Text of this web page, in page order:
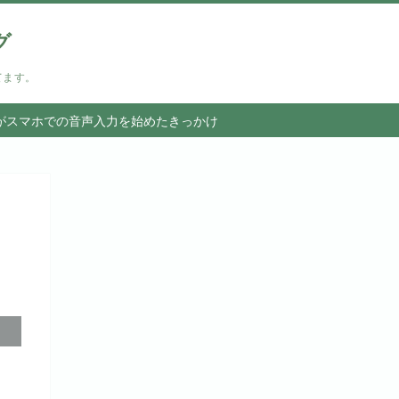
す。
スマホでの音声入力を始めたきっかけ